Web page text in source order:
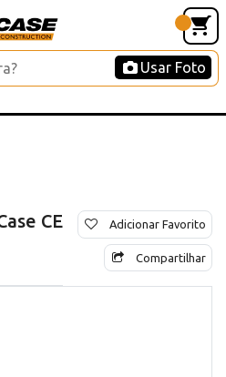
Usar Foto
CE Adicionar Favorito
Compartilhar